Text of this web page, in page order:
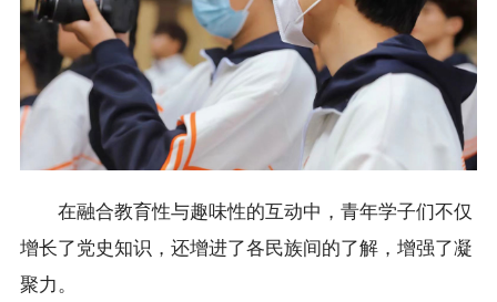
在融合教育性与趣味性的互动中，青年学子们不仅
增长了党史知识，还增进了各民族间的了解，增强了凝
聚力。